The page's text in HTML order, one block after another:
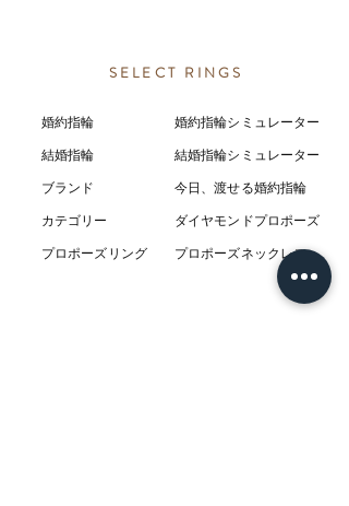
SELECT RINGS
婚約指輪
結婚指輪
ブランド
カテゴリー
プロポーズリング
婚約指輪シミュレーター
結婚指輪シミ ュレーター
今日、渡せる婚約指輪
ダイヤモンドプロポーズ
プロポーズネックレス